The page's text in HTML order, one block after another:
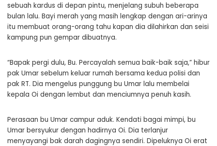
sebuah kardus di depan pintu, menjelang subuh beberapa
bulan lalu. Bayi merah yang masih lengkap dengan ari-arinya
itu membuat orang-orang tahu kapan dia dilahirkan dan seisi
kampung pun gempar dibuatnya.
“Bapak pergi dulu, Bu. Percayalah semua baik-baik saja,” hibur
pak Umar sebelum keluar rumah bersama kedua polisi dan
pak RT. Dia mengelus punggung bu Umar lalu membelai
kepala Oi dengan lembut dan menciumnya penuh kasih.
Perasaan bu Umar campur aduk. Kendati bagai mimpi, bu
Umar bersyukur dengan hadirnya Oi. Dia terlanjur
menyayangi bak darah dagingnya sendiri. Dipeluknya Oi erat